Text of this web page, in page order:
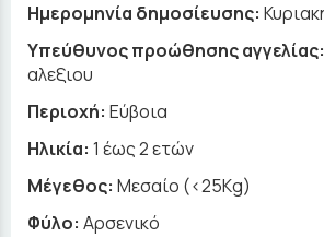
Ημερομηνία δημοσίευσης:
Yπεύθυνος προώθησης αγγελίας:
αλεξιου
Περιοχή: Εύβοια
Ηλικία: 1 έως 2 ετών
Μέγεθος: Μεσαίο (<25Kg)
Φύλο: Αρσενικό